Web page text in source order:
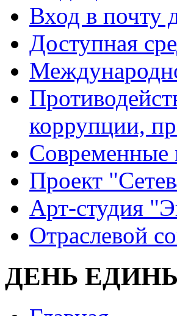
Вход в почту
Доступная
коррупции,
Современные
Проект
Арт-студия
Отраслевой
ДЕНЬ